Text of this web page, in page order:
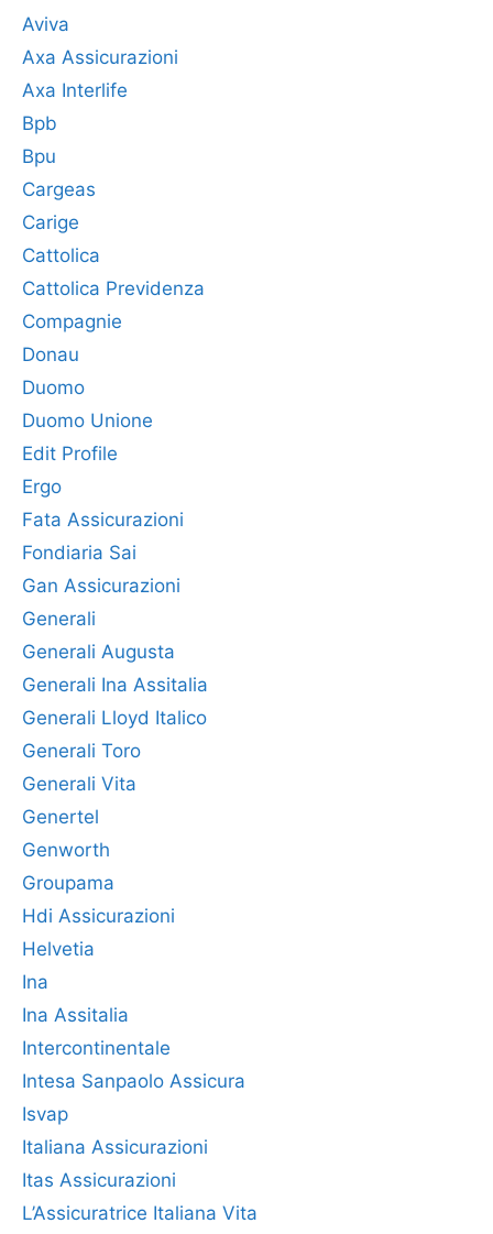
Aviva
Axa Assicurazioni
Axa Interlife
Bpb
Bpu
Cargeas
Carige
Cattolica
Cattolica Previdenza
Compagnie
Donau
Duomo
Duomo Unione
Edit Profile
Ergo
Fata Assicurazioni
Fondiaria Sai
Gan Assicurazioni
Generali
Generali Augusta
Generali Ina Assitalia
Generali Lloyd Italico
Generali Toro
Generali Vita
Genertel
Genworth
Groupama
Hdi Assicurazioni
Helvetia
Ina
Ina Assitalia
Intercontinentale
Intesa Sanpaolo Assicura
Isvap
Italiana Assicurazioni
Itas Assicurazioni
L’Assicuratrice Italiana Vita